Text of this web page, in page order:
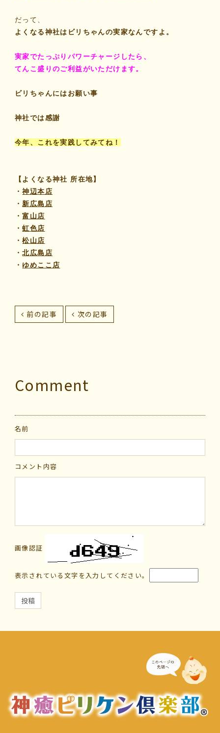
だって、
よくなる神社はビリちゃんの実家なんですよ。
実家でたっぷりパワーチャージしたら、
てんこ盛りのご利益がいただけます。
ビリちゃんにはお願い事
神社では感謝
今年、これを実践してみてね！
【よくなる神社 所在地】
・神辺本店
・新広島店
・富山店
・虹色店
・松山店
・北広島店
・ ゆめここ店
前の記事 次の記事
Comment
名前
コメント内容
画像認証
表示されている文字を入力してください。